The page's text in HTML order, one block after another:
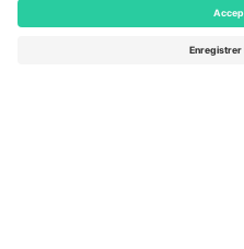
Programme d'affiliation